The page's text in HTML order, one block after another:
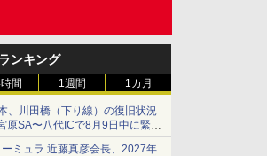
ンキング
間 1週間 1カ月
、川田橋（下り線）の復旧状況
原SA〜八代ICで8月9日中に緊急
に
ミュラ 近藤真彦会長、2027年